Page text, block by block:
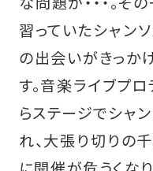
習っていたシャン
の出会いがきっか
す。音楽ライブプ
らステージでシャ
れ、大張り切りの